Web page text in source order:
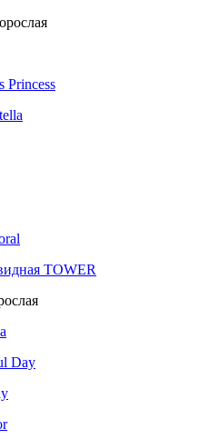
Princess
TOWER
Day